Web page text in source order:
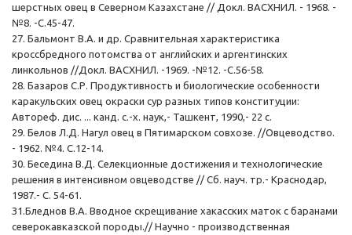
шерстных овец в Северном Казахстане // Докл. ВАСХНИЛ. - 1968. -
№8. -С.45-47.
27. Бальмонт В.А. и др. Сравнительная характеристика
кроссбредного потомства от английских и аргентинских
линкольнов //Докл. ВАСХНИЛ. -1969. -№12. -С.56-58.
28. Базаров С.Р. Продуктивность и биологические особенности
каракульских овец окраски сур разных типов конституции:
Автореф. дис. ... канд. с.-х. наук,- Ташкент, 1990,- 22 с.
29. Белов Л.Д. Нагул овец в Пятимарском совхозе. //Овцеводство.
- 1962. №4. С.12-14.
30. Беседина В.Д. Селекционные достижения и технологические
решения в интенсивном овцеводстве // Сб. науч. тр.- Краснодар,
1987.- С. 54-61.
З1.Бледнов В.А. Вводное скрещивание хакасских маток с баранами
северокавказской породы.// Научно - производственная